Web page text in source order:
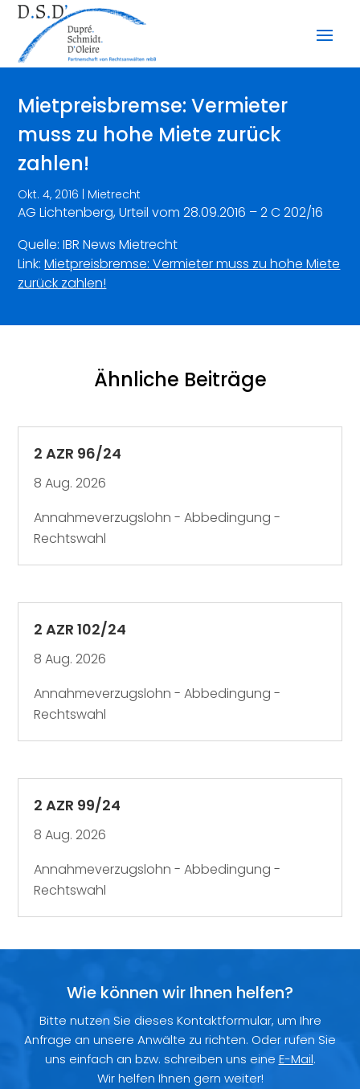
Mietpreisbremse: Vermieter
muss zu hohe Miete zurück
zahlen!
Okt. 4, 2016 | Mietrecht
AG Lichtenberg, Urteil vom 28.09.2016 – 2 C 202/16
Quelle: IBR News Mietrecht
Link:Mietpreisbremse: Vermieter muss zu hohe Miete
zurück zahlen!
Ähnliche Beiträge
2 AZR 96/24
8 Aug. 2026
Annahmeverzugslohn - Abbedingung -
Rechtswahl
2 AZR 102/24
8 Aug. 2026
Annahmeverzugslohn - Abbedingung -
Rechtswahl
2 AZR 99/24
8 Aug. 2026
Annahmeverzugslohn - Abbedingung -
Rechtswahl
Wie können wir Ihnen helfen?
Bitte nutzen Sie dieses Kontaktformular, um Ihre
Anfrage an unsere Anwälte zu richten. Oder rufen Sie
uns einfach an bzw. schreiben uns eine E-Mail.
Wir helfen Ihnen gern weiter!